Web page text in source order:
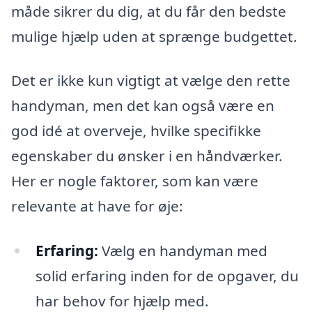
måde sikrer du dig, at du får den bedste
mulige hjælp uden at sprænge budgettet.
Det er ikke kun vigtigt at vælge den rette
handyman, men det kan også være en
god idé at overveje, hvilke specifikke
egenskaber du ønsker i en håndværker.
Her er nogle faktorer, som kan være
relevante at have for øje:
Erfaring: Vælg en handyman med
solid erfaring inden for de opgaver, du
har behov for hjælp med.